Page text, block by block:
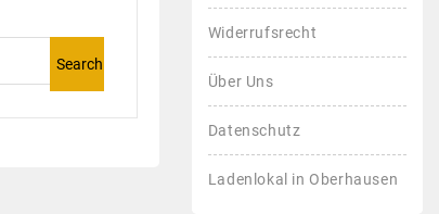
Search
Widerrufsrecht
Über Uns
Datenschutz
Ladenlokal in Oberhausen